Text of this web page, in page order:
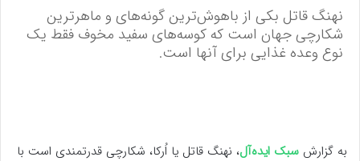
نهنگ قاتل بکی از باهوش‌ترین گونه‌های و ماهر‌ترین
شکارچی جهان است که کوسه‌های سفید مخوف فقط یک
نوع وعده غذایی برای آنها است.
به گزارش سبک ایده‌آل، نهنگ قاتل یا اُرکا، شکارچی قدرتمندی است با